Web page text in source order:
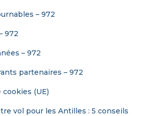
– 972
972
– 972
partenaires – 972
(UE)
vol pour les Antilles : 5 conseils